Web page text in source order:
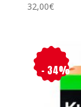
32,00€
- 34%